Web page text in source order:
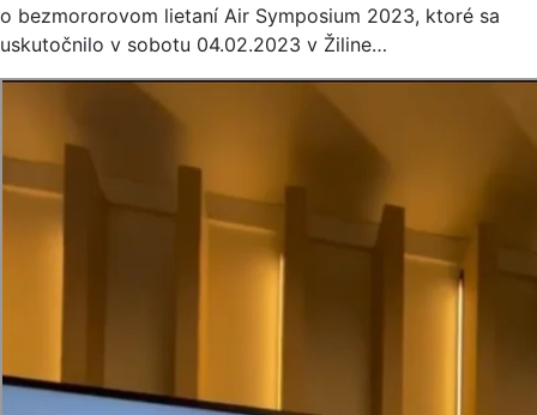
o bezmororovom lietaní Air Symposium 2023, ktoré sa
uskutočnilo v sobotu 04.02.2023 v Ži­line…